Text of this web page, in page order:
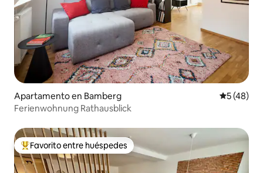
Apartamento en Bamberg
5 (48)
Ferienwohnung Rathausblick
Favorito entre huéspedes preferido
Favorito entre huéspedes